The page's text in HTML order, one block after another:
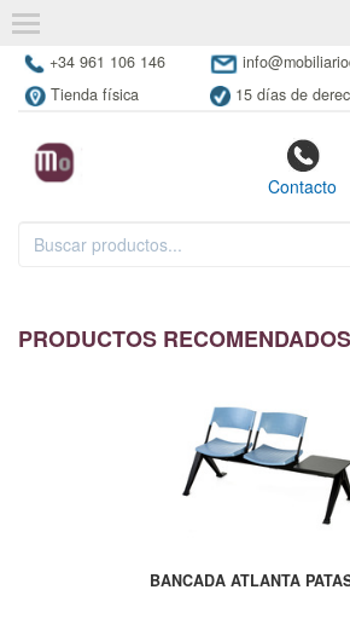
+34 961 106 146
Tienda física
15 días de
Contacto
PRODUCTOS RECOMENDADOS
BANCADA ATLANTA